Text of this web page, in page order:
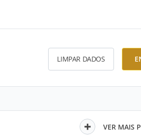
LIMPAR DADOS
VER MAIS